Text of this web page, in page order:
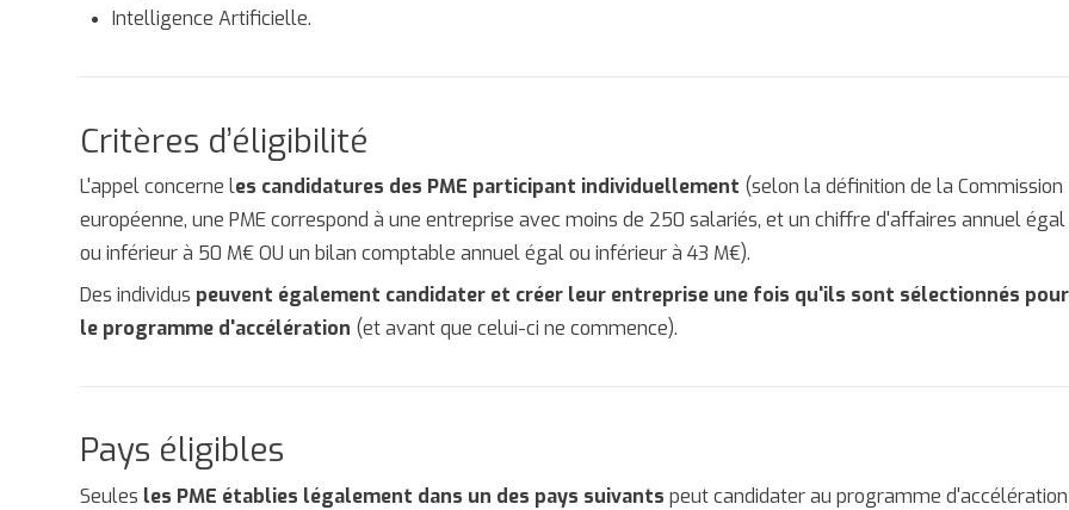
Intelligence Artificielle.
Critères d’éligibilité
L'appel concerne les candidatures des PME participant individuellement (selon la définition de la Commission
européenne, une PME correspond à une entreprise avec moins de 250 salariés, et un chiffre d'affaires annuel égal
ou inférieur à 50 M€ OU un bilan comptable annuel égal ou inférieur à 43 M€).
Des individus peuvent également candidater et créer leur entreprise une fois qu'ils sont sélectionnés pour
le programme d'accélération (et avant que celui-ci ne commence).
Pays éligibles
Seules les PME établies légalement dans un des pays suivants peut candidater au programme d'accélération